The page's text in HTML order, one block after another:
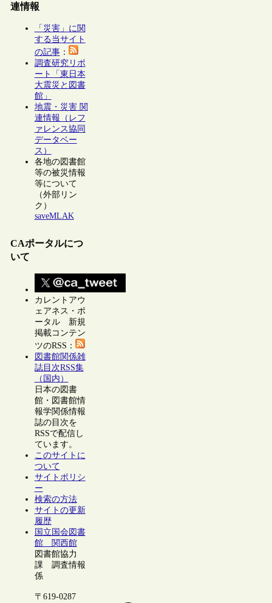
連情報
「災害」に関
する当サイト
の記事：
調査研究リポ
ート「東日本
大震災と図書
館」
地震・災害 関
連情報（レフ
ァレンス協同
データベー
ス）
各地の図書館
等の被災情報
等について
（外部リン
ク）
saveMLAK
CAポータルにつ
いて
カレントアウ
ェアネス・ポ
ータル 新規
掲載コンテン
ツのRSS：
図書館関係雑
誌目次RSS集
（国内）
日本の図書
館・図書館情
報学関係情報
誌の目次を
RSSで配信し
ています。
このサイトに
ついて
サイトポリシ
ー
検索の方法
サイトの更新
履歴
国立国会図書
館 関西館
図書館協力
課 調査情報
係
〒619-0287